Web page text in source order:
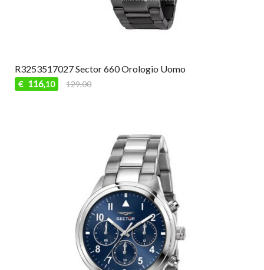
R3253517027 Sector 660 Orologio Uomo
€ 116,10 129,00